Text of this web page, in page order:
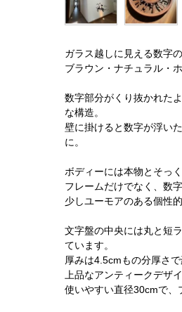
ガラス越しに見える数字
ブラウン・ナチュラル・
数字部分がくり抜かれた
な構造。
壁に掛けると数字が浮い
に。
ボディーには本物とそっ
フレームだけでなく、数
少しユーモアのある個性
文字盤の中央には丸と短
ています。
厚みは4.5cmもの分厚さ
上品なアンティークデザ
使いやすい直径30cmで、